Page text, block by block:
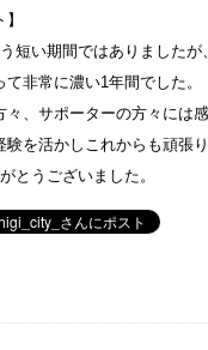
短い期間ではありましたが
て非常に濃い1年間でした。
々、サポーターの方々には
験を活かしこれからも頑張り
とうございました。